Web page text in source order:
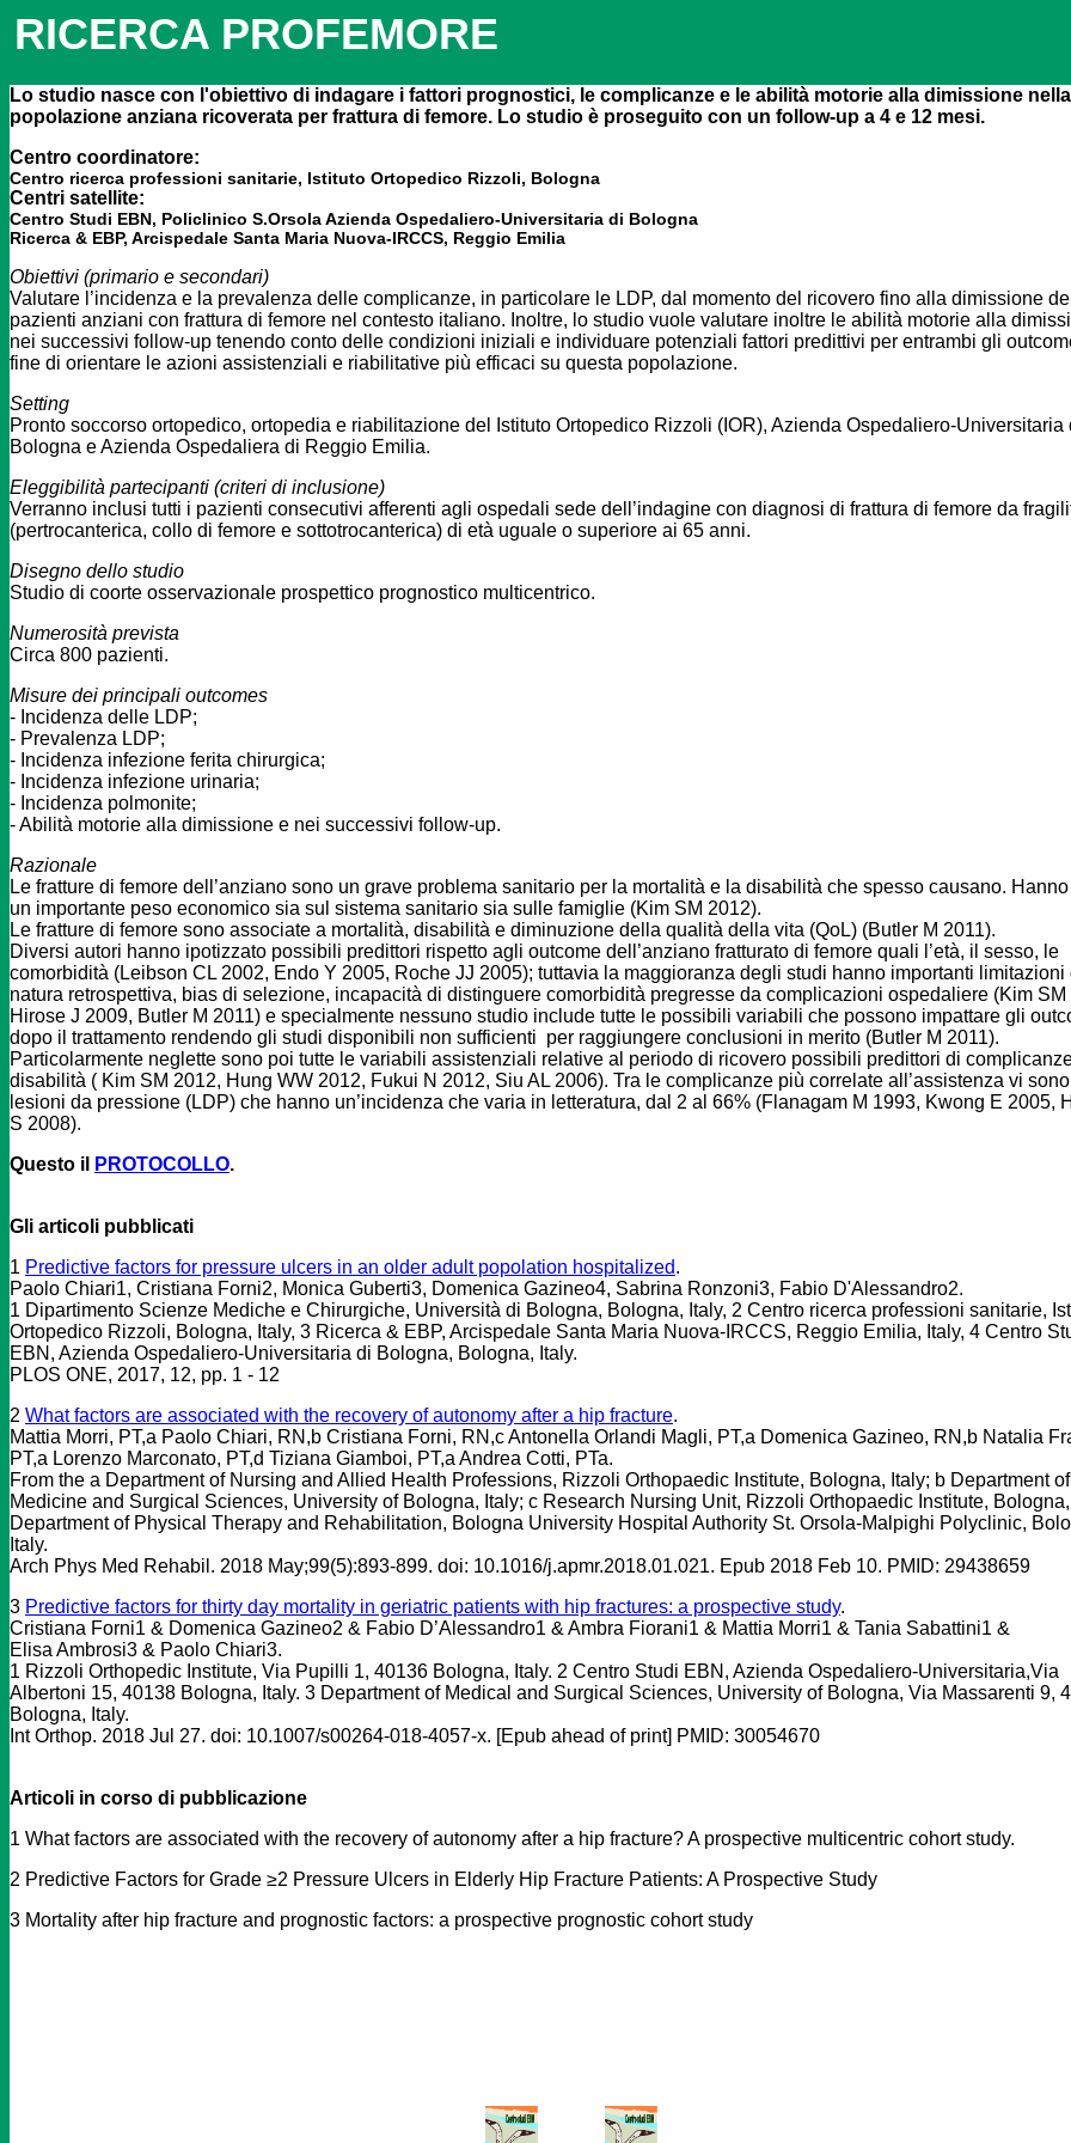
RICERCA PROFEMORE
Lo studio nasce con l'obiettivo di indagare i fattori prognostici, le complicanze e le abilità motorie alla dimissione nella
popolazione anziana ricoverata per frattura di femore. Lo studio è proseguito con un follow-up a 4 e 12 mesi.
Centro coordinatore:
Centro ricerca professioni sanitarie, Istituto Ortopedico Rizzoli, Bologna
Centri satellite:
Centro Studi EBN, Policlinico S.Orsola Azienda Ospedaliero-Universitaria di Bologna
Ricerca & EBP, Arcispedale Santa Maria Nuova-IRCCS, Reggio Emilia
Obiettivi (primario e secondari)
Valutare l’incidenza e la prevalenza delle complicanze, in particolare le LDP, dal momento del ricovero fino alla dimissione
pazienti anziani con frattura di femore nel contesto italiano. Inoltre, lo studio vuole valutare inoltre le abilità motorie alla
nei successivi follow-up tenendo conto delle condizioni iniziali e individuare potenziali fattori predittivi per entrambi gli
fine di orientare le azioni assistenziali e riabilitative più efficaci su questa popolazione.
Setting
Pronto soccorso ortopedico, ortopedia e riabilitazione del Istituto Ortopedico Rizzoli (IOR), Azienda Ospedaliero-Universitaria
Bologna e Azienda Ospedaliera di Reggio Emilia.
Eleggibilità partecipanti (criteri di inclusione)
Verranno inclusi tutti i pazienti consecutivi afferenti agli ospedali sede dell’indagine con diagnosi di frattura di femore da
(pertrocanterica, collo di femore e sottotrocanterica) di età uguale o superiore ai 65 anni.
Disegno dello studio
Studio di coorte osservazionale prospettico prognostico multicentrico.
Numerosità prevista
Circa 800 pazienti.
Misure dei principali outcomes
- Incidenza delle LDP;
- Prevalenza LDP;
- Incidenza infezione ferita chirurgica;
- Incidenza infezione urinaria;
- Incidenza polmonite;
- Abilità motorie alla dimissione e nei successivi follow-up.
Razionale
Le fratture di femore dell’anziano sono un grave problema sanitario per la mortalità e la disabilità che spesso causano.
un importante peso economico sia sul sistema sanitario sia sulle famiglie (Kim SM 2012).
Le fratture di femore sono associate a mortalità, disabilità e diminuzione della qualità della vita (QoL) (Butler M 2011).
Diversi autori hanno ipotizzato possibili predittori rispetto agli outcome dell’anziano fratturato di femore quali l’età, il sesso, le
comorbidità (Leibson CL 2002, Endo Y 2005, Roche JJ 2005); tuttavia la maggioranza degli studi hanno importanti limitazioni
natura retrospettiva, bias di selezione, incapacità di distinguere comorbidità pregresse da complicazioni ospedaliere (Kim SM
Hirose J 2009, Butler M 2011) e specialmente nessuno studio include tutte le possibili variabili che possono impattare gli
dopo il trattamento rendendo gli studi disponibili non sufficienti per raggiungere conclusioni in merito (Butler M 2011).
Particolarmente neglette sono poi tutte le variabili assistenziali relative al periodo di ricovero possibili predittori di
disabilità ( Kim SM 2012, Hung WW 2012, Fukui N 2012, Siu AL 2006). Tra le complicanze più correlate all’assistenza vi
lesioni da pressione (LDP) che hanno un’incidenza che varia in letteratura, dal 2 al 66% (Flanagam M 1993, Kwong E 2005,
S 2008).
Questo il
PROTOCOLLO.
Gli articoli pubblicati
1 Predictive factors for pressure ulcers in an older adult popolation hospitalized.
Paolo Chiari1, Cristiana Forni2, Monica Guberti3, Domenica Gazineo4, Sabrina Ronzoni3, Fabio D'Alessandro2.
1 Dipartimento Scienze Mediche e Chirurgiche, Università di Bologna, Bologna, Italy, 2 Centro ricerca professioni sanitarie,
Ortopedico Rizzoli, Bologna, Italy, 3 Ricerca & EBP, Arcispedale Santa Maria Nuova-IRCCS, Reggio Emilia, Italy, 4 Centro
EBN, Azienda Ospedaliero-Universitaria di Bologna, Bologna, Italy.
PLOS ONE, 2017, 12, pp. 1 - 12
2 What factors are associated with the recovery of autonomy after a hip fracture.
Mattia Morri, PT,a Paolo Chiari, RN,b Cristiana Forni, RN,c Antonella Orlandi Magli, PT,a Domenica Gazineo, RN,b Natalia
PT,a Lorenzo Marconato, PT,d Tiziana Giamboi, PT,a Andrea Cotti, PTa.
From the a Department of Nursing and Allied Health Professions, Rizzoli Orthopaedic Institute, Bologna, Italy; b Department of
Medicine and Surgical Sciences, University of Bologna, Italy; c Research Nursing Unit, Rizzoli Orthopaedic Institute, Bologna,
Department of Physical Therapy and Rehabilitation, Bologna University Hospital Authority St. Orsola-Malpighi Polyclinic,
Italy.
Arch Phys Med Rehabil. 2018 May;99(5):893-899. doi: 10.1016/j.apmr.2018.01.021. Epub 2018 Feb 10. PMID: 29438659
3 Predictive factors for thirty day mortality in geriatric patients with hip fractures: a prospective study.
Cristiana Forni1 & Domenica Gazineo2 & Fabio D’Alessandro1 & Ambra Fiorani1 & Mattia Morri1 & Tania Sabattini1 &
Elisa Ambrosi3 & Paolo Chiari3.
1 Rizzoli Orthopedic Institute, Via Pupilli 1, 40136 Bologna, Italy. 2 Centro Studi EBN, Azienda Ospedaliero-Universitaria,Via
Albertoni 15, 40138 Bologna, Italy. 3 Department of Medical and Surgical Sciences, University of Bologna, Via Massarenti 9,
Bologna, Italy.
Int Orthop. 2018 Jul 27. doi: 10.1007/s00264-018-4057-x. [Epub ahead of print] PMID: 30054670
Articoli in corso di pubblicazione
1 What factors are associated with the recovery of autonomy after a hip fracture? A prospective multicentric cohort study.
2 Predictive Factors for Grade ≥2 Pressure Ulcers in Elderly Hip Fracture Patients: A Prospective Study
3 Mortality after hip fracture and prognostic factors: a prospective prognostic cohort study